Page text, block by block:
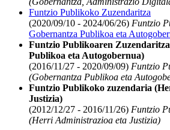
Funtzio Publikoko Zuzendaritza
(2020/09/10 - 2024/06/26) Funtzio
Gobernantza Publikoa eta
Funtzio Publikoaren
Publikoa eta Autogobernua)
(2016/11/27 - 2020/09/09) Funtzio
(Gobernantza Publikoa eta
Funtzio Publikoko zuzendaria
Justizia)
(2012/12/27 - 2016/11/26) Funtzio
(Herri Administrazioa eta Justizia)